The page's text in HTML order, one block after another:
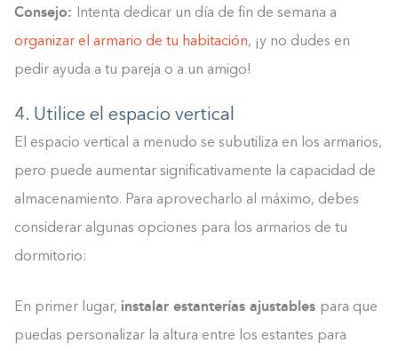
Consejo:
Intenta dedicar un día de fin de semana a
organizar el armario de tu habitación, ¡y no dudes en
pedir ayuda a tu pareja o a un amigo!
4. Utilice el espacio vertical
El espacio vertical a menudo se subutiliza en los armarios,
pero puede aumentar significativamente la capacidad de
almacenamiento. Para aprovecharlo al máximo, debes
considerar algunas opciones para los armarios de tu
dormitorio:
En primer lugar, instalar estanterías ajustables para que
puedas personalizar la altura entre los estantes para